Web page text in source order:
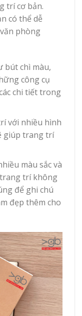
trí cơ bản.
có thể dễ
phòng
bút chì màu,
công cụ
chi tiết trong
với nhiều hình
giúp trang trí
màu sắc và
trí không
để ghi chú
đẹp thêm cho